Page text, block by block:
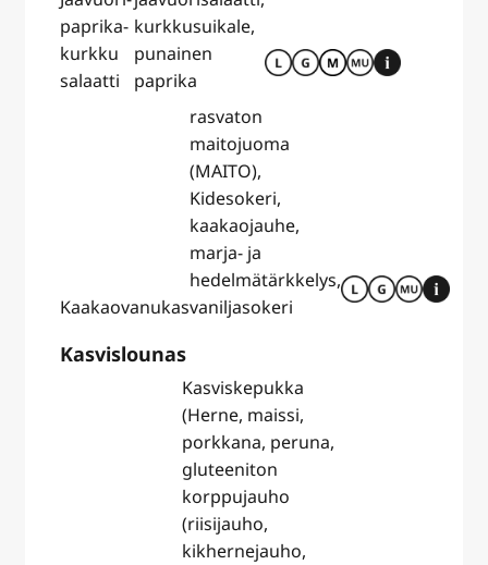
paprika-
kurkku
salaatti
kurkkusuikale,
punainen
paprika
Kaakaovanukas
rasvaton
maitojuoma
(MAITO),
Kidesokeri,
kaakaojauhe,
marja- ja
hedelmätärkkelys,
vaniljasokeri
Kasvislounas
Kasviskepukka
(Herne, maissi,
porkkana, peruna,
gluteeniton
korppujauho
(riisijauho,
kikhernejauho,